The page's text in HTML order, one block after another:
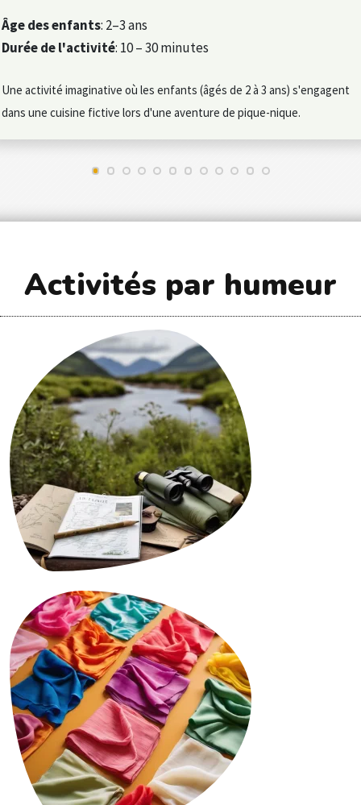
Âge des enfants: 2–3 ans
Durée de l'activité: 10 – 30 minutes
Une activité imaginative où les enfants (âgés de 2 à 3 ans) s'engagent
dans une cuisine fictive lors d'une aventure de pique-nique.
Activités par humeur